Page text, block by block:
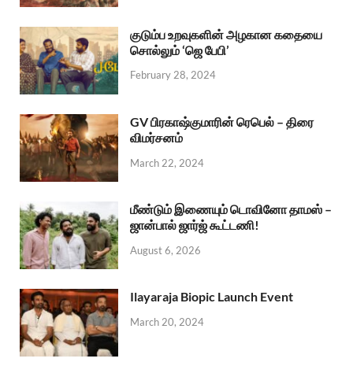
குடும்ப உறவுகளின் அழகான கதையை
சொல்லும் ‘ஜெ பேபி’
February 28, 2024
GV பிரகாஷ்குமாரின் ரெபெல் – திரை
விமர்சனம்
March 22, 2024
மீண்டும் இணையும் டொவினோ தாமஸ் –
ஜான்பால் ஜார்ஜ் கூட்டணி!
August 6, 2026
Ilayaraja Biopic Launch Event
March 20, 2024